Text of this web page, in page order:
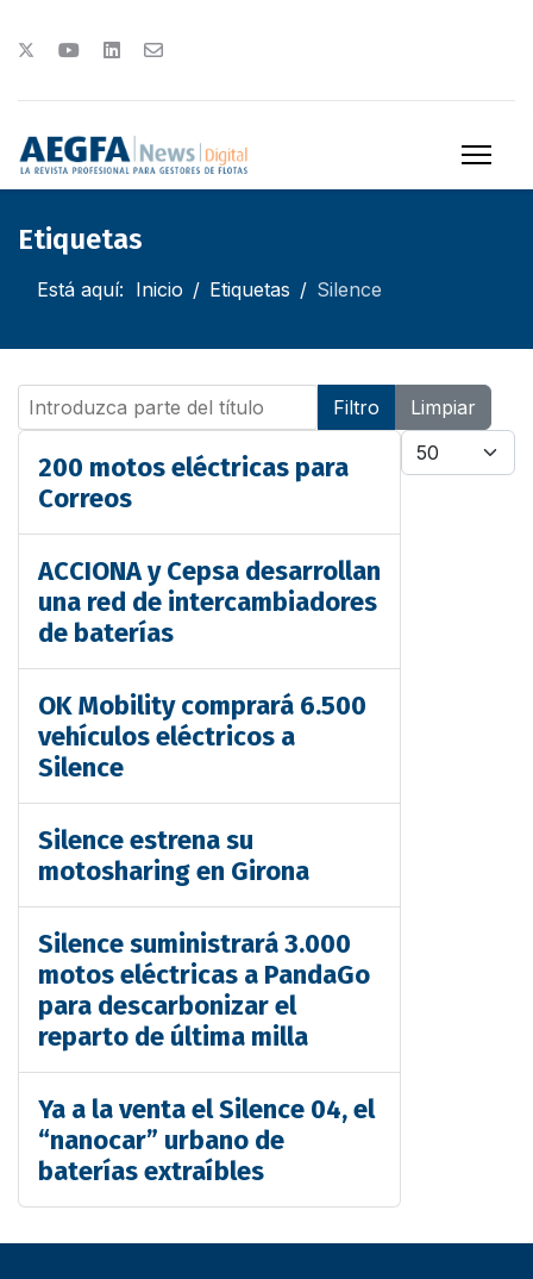
Etiquetas
Está aquí: Inicio Etiquetas Silence
Introduzca parte del título Filtro
Limpiar
Cantidad
200 motos eléctricas para
Correos
ACCIONA y Cepsa desarrollan
una red de intercambiadores
de baterías
OK Mobility comprará 6.500
vehículos eléctricos a
Silence
Silence estrena su
motosharing en Girona
Silence suministrará 3.000
motos eléctricas a PandaGo
para descarbonizar el
reparto de última milla
Ya a la venta el Silence 04, el
“nanocar” urbano de
baterías extraíbles